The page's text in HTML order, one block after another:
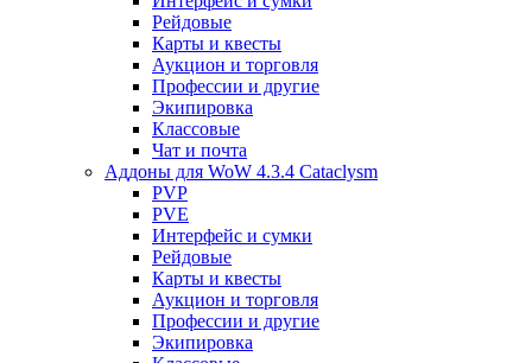
Рейдовые
Карты и квесты
Аукцион и торговля
Профессии и другие
Экипировка
Классовые
Чат и почта
Аддоны для WoW 4.3.4 Cataclysm
PVP
PVE
Интерфейс и сумки
Рейдовые
Карты и квесты
Аукцион и торговля
Профессии и другие
Экипировка